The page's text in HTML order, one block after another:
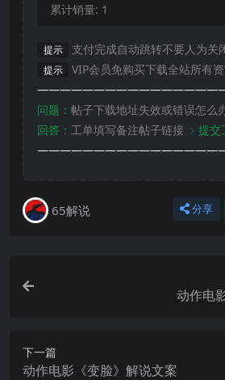
累计销量: 1
提示 支付完成自动跳转不要人为关
提示
VIP会员免购买下载全站所有
问题： 帖子下载地址失效或错误怎么
回答： 工单填写备注帖子链接 ﹥提
65解说 分享
动作电
下一篇
动作电影《变脸》解说文案